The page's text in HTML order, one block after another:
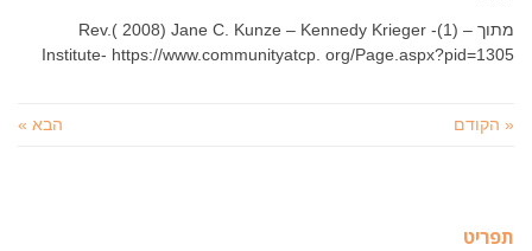
מתוך – (1)- Rev.( 2008) Jane C. Kunze – Kennedy Krieger
Institute- https://www.communityatcp. org/Page.aspx?pid=1305
« הקודם הבא »
תפריט